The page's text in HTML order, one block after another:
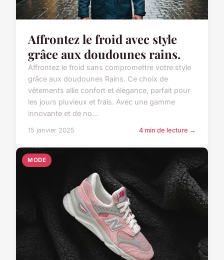
Affrontez le froid avec style
grâce aux doudounes rains.
Affrontez le froid sans compromettre votre style
grâce aux doudounes Rains. Ce choix de
vêtements allie confort et élégance, parfait pour
les jours pluvieux et frais. Avec une gamme
innovante et de no...
15 janvier 2025 4 min de lecture →
MODE